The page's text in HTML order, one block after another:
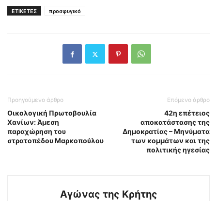
ΕΤΙΚΕΤΕΣ προσφυγικό
Προηγούμενο άρθρο
Οικολογική Πρωτοβουλία
Χανίων: Άμεση
παραχώρηση του
στρατοπέδου Μαρκοπούλου
Επόμενο άρθρο
42η επέτειος
αποκατάστασης της
Δημοκρατίας – Μηνύματα
των κομμάτων και της
πολιτικής ηγεσίας
Αγώνας της Κρήτης